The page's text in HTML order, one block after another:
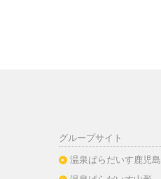
グループサイト
温泉ぱらだいす鹿児島